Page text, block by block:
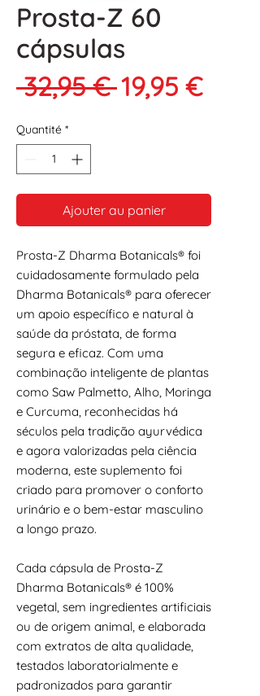
Prosta-Z 60
cápsulas
32,95 € Prix
19,95 €Prix
Quantité *
Ajouter au panier
Prosta-Z Dharma Botanicals® foi
cuidadosamente formulado pela
Dharma Botanicals® para oferecer
um apoio específico e natural à
saúde da próstata, de forma
segura e eficaz. Com uma
combinação inteligente de plantas
como Saw Palmetto, Alho, Moringa
e Curcuma, reconhecidas há
séculos pela tradição ayurvédica
e agora valorizadas pela ciência
moderna, este suplemento foi
criado para promover o conforto
urinário e o bem-estar masculino
a longo prazo.
Cada cápsula de Prosta-Z
Dharma Botanicals® é 100%
vegetal, sem ingredientes artificiais
ou de origem animal, e elaborada
com extratos de alta qualidade,
testados laboratorialmente e
padronizados para garantir